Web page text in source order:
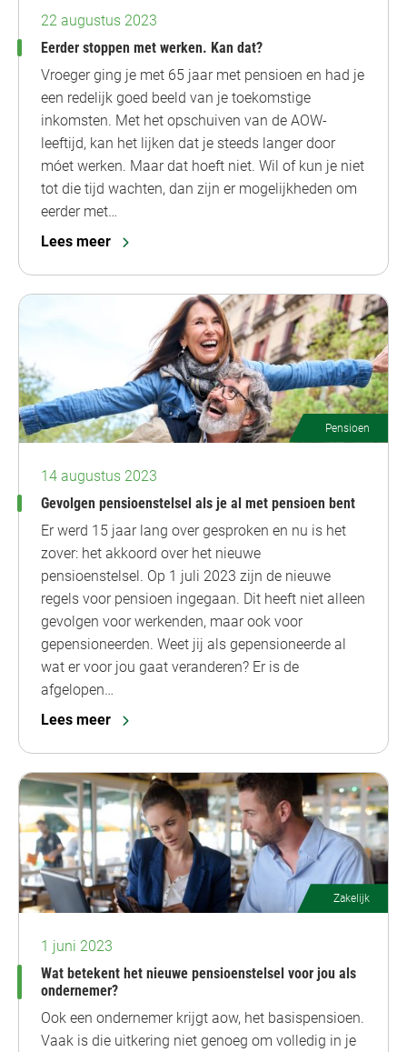
22 augustus 2023
Eerder stoppen met werken. Kan dat?
Vroeger ging je met 65 jaar met pensioen en had je
een redelijk goed beeld van je toekomstige
inkomsten. Met het opschuiven van de AOW-
leeftijd, kan het lijken dat je steeds langer door
móet werken. Maar dat hoeft niet. Wil of kun je niet
tot die tijd wachten, dan zijn er mogelijkheden om
eerder met…
Lees meer
Pensioen
14 augustus 2023
Gevolgen pensioenstelsel als je al met pensioen bent
Er werd 15 jaar lang over gesproken en nu is het
zover: het akkoord over het nieuwe
pensioenstelsel. Op 1 juli 2023 zijn de nieuwe
regels voor pensioen ingegaan. Dit heeft niet alleen
gevolgen voor werkenden, maar ook voor
gepensioneerden. Weet jij als gepensioneerde al
wat er voor jou gaat veranderen? Er is de
afgelopen…
Lees meer
Zakelijk
1 juni 2023
Wat betekent het nieuwe pensioenstelsel voor jou als
ondernemer?
Ook een ondernemer krijgt aow, het basispensioen.
Vaak is die uitkering niet genoeg om volledig in je